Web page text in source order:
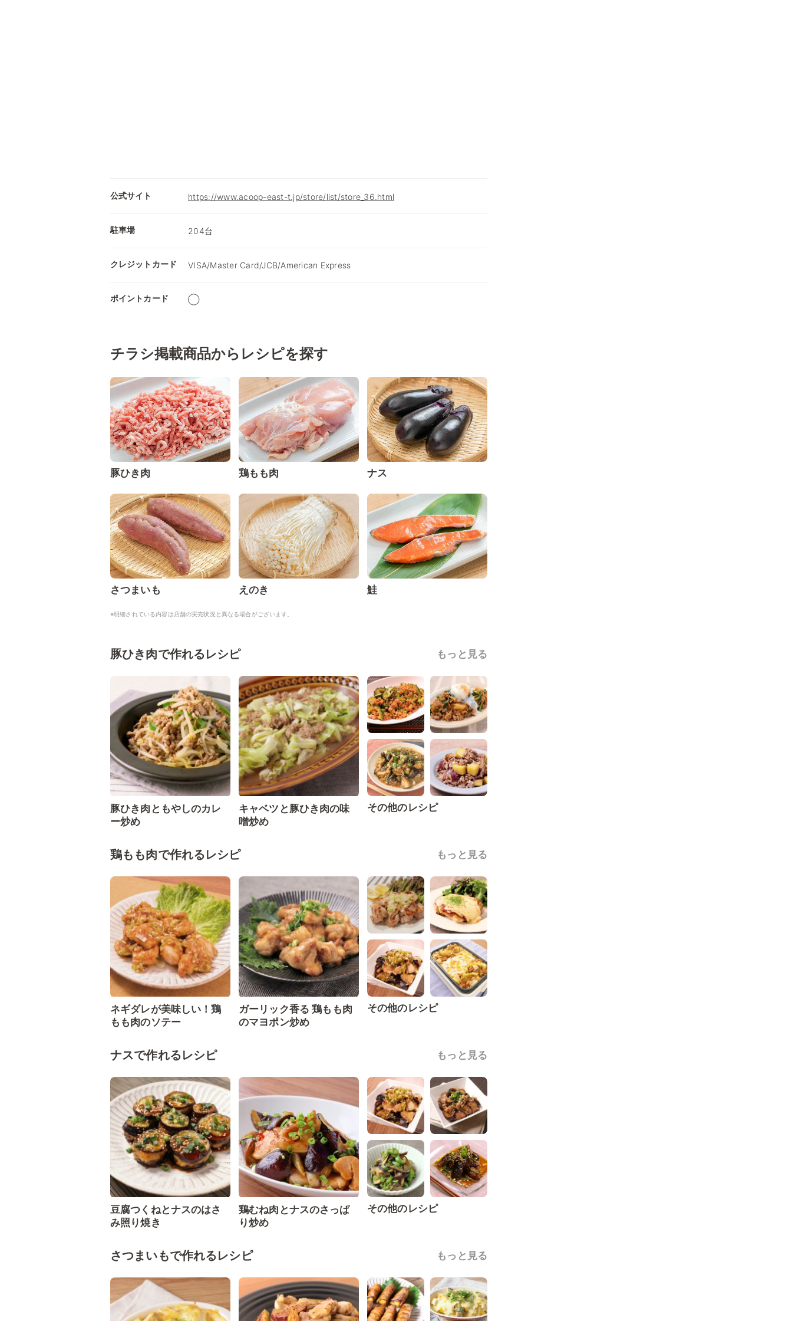
公式サイト https://www.acoop-east-t.jp/store/list/store_36.html
駐車場 204台
クレジットカード VISA/Master Card/JCB/American Express
ポイントカード ◯
チラシ掲載商品からレシピを探す
豚ひき肉 鶏もも肉 ナス
さつまいも えのき 鮭
※明細されている内容は店舗の実売状況と異なる場合がございます。
豚ひき肉で作れるレシピ もっと見る
豚ひき肉ともやしのカレ
ー炒め
キャベツと豚ひき肉の味
噌炒め
その他のレシピ
鶏もも肉で作れるレシピ もっと見る
ネギダレが美味しい！鶏
もも肉のソテー
ガーリック香る 鶏もも肉
のマヨポン炒め
その他のレシピ
ナスで作れるレシピ もっと見る
豆腐つくねとナスのはさ
み照り焼き
鶏むね肉とナスのさっぱ
り炒め
その他のレシピ
さつまいもで作れるレシピ もっと見る